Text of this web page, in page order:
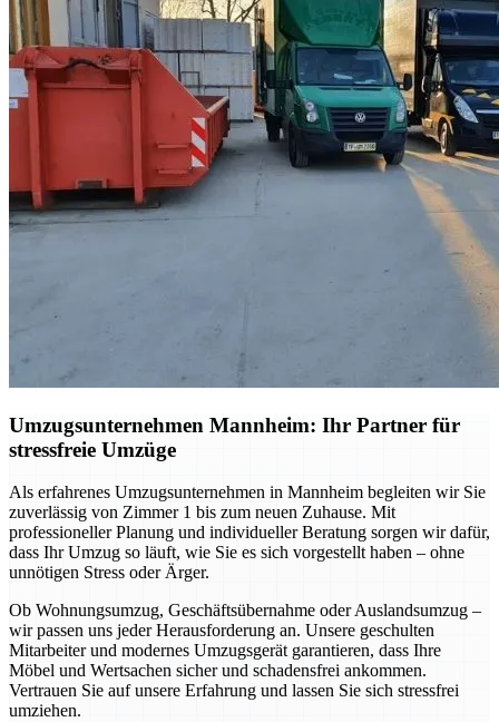
Umzugsunternehmen Mannheim: Ihr Partner für
stressfreie Umzüge
Als erfahrenes Umzugsunternehmen in Mannheim begleiten wir Sie
zuverlässig von Zimmer 1 bis zum neuen Zuhause. Mit
professioneller Planung und individueller Beratung sorgen wir dafür,
dass Ihr Umzug so läuft, wie Sie es sich vorgestellt haben – ohne
unnötigen Stress oder Ärger.
Ob Wohnungsumzug, Geschäftsübernahme oder Auslandsumzug –
wir passen uns jeder Herausforderung an. Unsere geschulten
Mitarbeiter und modernes Umzugsgerät garantieren, dass Ihre
Möbel und Wertsachen sicher und schadensfrei ankommen.
Vertrauen Sie auf unsere Erfahrung und lassen Sie sich stressfrei
umziehen.